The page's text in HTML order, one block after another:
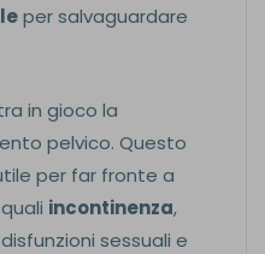
per salvaguardare
in gioco la
pelvico. Questo
per far fronte a
incontinenza,
sessuali e